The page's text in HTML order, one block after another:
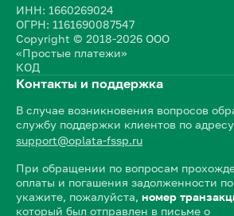
ИНН: 1660269024
ОГРН: 1161690087547
Copyright © 2018-2026 ООО
«Простые платежи»
КОД
Контакты и поддержка
В случае возникновения вопросов
службу поддержки клиентов по
support@oplata-fssp.ru
При обращении по вопросам
оплаты и погашения задолженности
укажите, пожалуйста, номер
который был отправлен в письме о